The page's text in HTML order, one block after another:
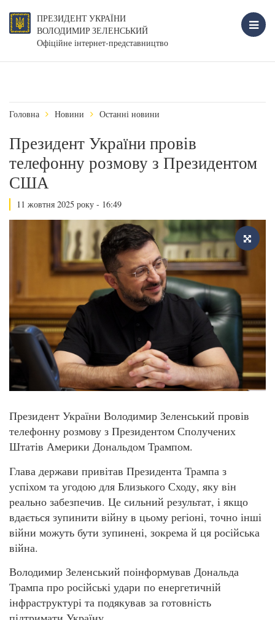
ПРЕЗИДЕНТ УКРАЇНИ
ВОЛОДИМИР ЗЕЛЕНСЬКИЙ
Офіційне інтернет-представництво
Головна Новини Останні новини
Президент України провів
телефонну розмову з Президентом
США
11 жовтня 2025 року - 16:49
Президент України Володимир Зеленський провів
телефонну розмову з Президентом Сполучених
Штатів Америки Дональдом Трампом.
Глава держави привітав Президента Трампа з
успіхом та угодою для Близького Сходу, яку він
реально забезпечив. Це сильний результат, і якщо
вдається зупинити війну в цьому регіоні, точно інші
війни можуть бути зупинені, зокрема й ця російська
війна.
Володимир Зеленський поінформував Дональда
Трампа про російські удари по енергетичній
інфраструктурі та подякував за готовність